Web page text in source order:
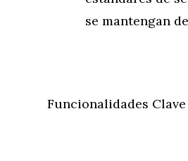
se mantengan
Funcionalidades